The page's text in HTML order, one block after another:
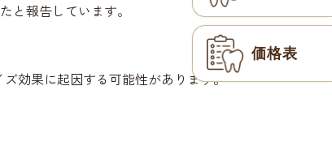
と報告しています。
効果に起因する可能性があります。
価格表